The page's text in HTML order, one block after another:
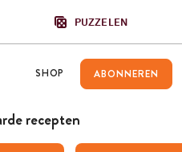
PUZZELEN
SHOP ABONNEREN
recepten